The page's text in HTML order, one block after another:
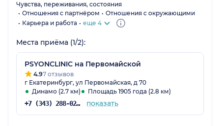
Чувства, переживания, состояния
Отношения с партнёром
Отношения с окружающими
Карьера и работа
еще 4
Места приёма (1/2):
PSYONCLINIC на Первомайской
4.97 отзывов
г Екатеринбург, ул Первомайская, д 70
Динамо (2.7 км)
Площадь 1905 года (2.8 км)
+7 (343) 288-02-66 показать